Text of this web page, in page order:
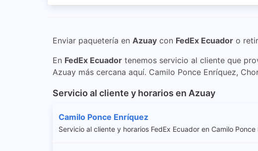
Enviar paquetería en Azuay con FedEx Ecuador o
En FedEx Ecuador tenemos servicio al cliente que
Azuay más cercana aquí. Camilo Ponce Enríquez,
Servicio al cliente y horarios en Azuay
Camilo Ponce Enríquez
Servicio al cliente y horarios FedEx Ecuador en Camilo Ponce